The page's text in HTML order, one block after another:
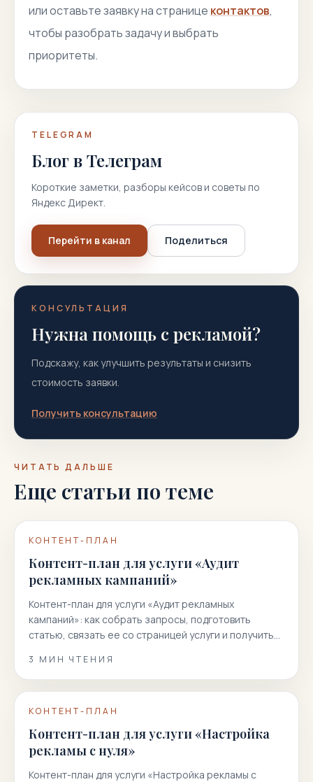
или оставьте заявку на странице контактов,
чтобы разобрать задачу и выбрать
приоритеты.
TELEGRAM
Блог в Телеграм
Короткие заметки, разборы кейсов и советы по
Яндекс Директ.
Перейти в канал Поделиться
КОНСУЛЬТАЦИЯ
Нужна помощь с рекламой?
Подскажу, как улучшить результаты и снизить
стоимость заявки.
Получить консультацию
ЧИТАТЬ ДАЛЬШЕ
Еще статьи по теме
КОНТЕНТ-ПЛАН
Контент-план для услуги «Аудит
рекламных кампаний»
Контент-план для услуги «Аудит рекламных
кампаний»: как собрать запросы, подготовить
статью, связать ее со страницей услуги и получить
3 МИН ЧТЕНИЯ
КОНТЕНТ-ПЛАН
Контент-план для услуги «Настройка
рекламы с нуля»
Контент-план для услуги «Настройка рекламы с